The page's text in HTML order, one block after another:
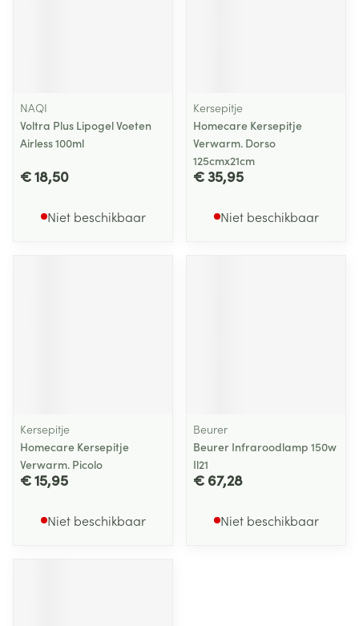
NAQI
Voltra Plus Lipogel Voeten
Airless 100ml
€ 18,50
Niet beschikbaar
Kersepitje
Homecare Kersepitje
Verwarm. Dorso
125cmx21cm
€ 35,95
Niet beschikbaar
Kersepitje
Homecare Kersepitje
Verwarm. Picolo
€ 15,95
Niet beschikbaar
Beurer
Beurer Infraroodlamp 150w
Il21
€ 67,28
Niet beschikbaar